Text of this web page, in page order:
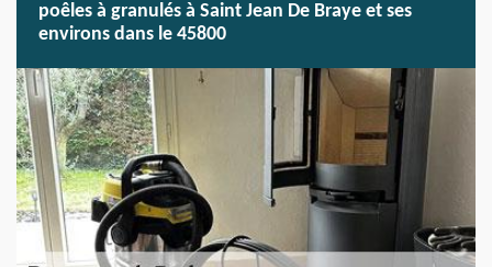
poêles à granulés à Saint Jean De Braye et ses
environs dans le 45800